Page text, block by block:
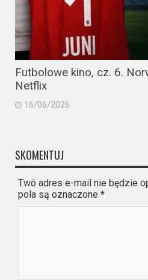
Futbolowe kino, cz. 6.
Netflix
16/06/2026
SKOMENTUJ
Twó adres e-mail nie będzie
pola są oznaczone *